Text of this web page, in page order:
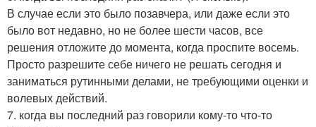
В случае если это было позавчера, или даже если это
было вот недавно, но не более шести часов, все
решения отложите до момента, когда проспите восемь.
Просто разрешите себе ничего не решать сегодня и
заниматься рутинными делами, не требующими оценки и
волевых действий.
7. когда вы последний раз говорили кому-то что-то